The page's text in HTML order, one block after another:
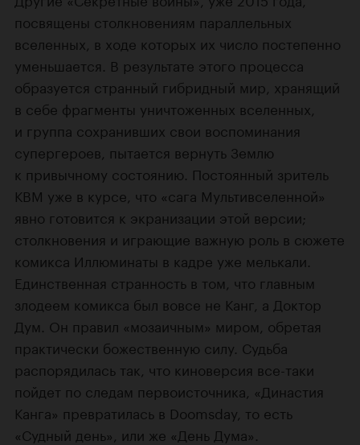
посвящены столкновениям параллельных
вселенных, в ходе которых их число постепенно
уменьшается. В результате этого процесса
образуется странный гибридный мир, хранящий
в себе фрагменты уничтоженных вселенных,
и группа сохранивших свои воспоминания
супергероев, пытается вернуть Землю
к привычному состоянию. Постоянный зритель
КВМ уже в курсе, что «сага Мультивселенной»
явно готовится к экранизации этой версии;
столкновения и играющие важную роль в сюжете
комикса Иллюминаты в кадре уже мелькали.
Единственная странность в том, что главным
злодеем комикса был вовсе не Канг, а Доктор
Дум. Он правил «мозаичным» миром, обретая
практически божественную силу. Судьба
распорядилась так, что киноверсия все-таки
пойдет по следам первоисточника, «Династия
Канга» превратилась в Doomsday, то есть
«Судный день», или же «День Дума».